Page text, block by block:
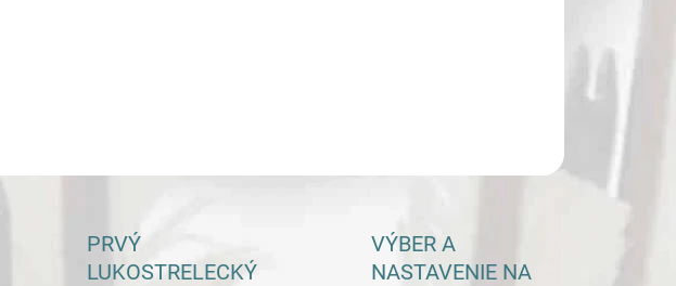
PRVÝ
LUKOSTRELECKÝ
VÝBER A
NASTAVENIE NA